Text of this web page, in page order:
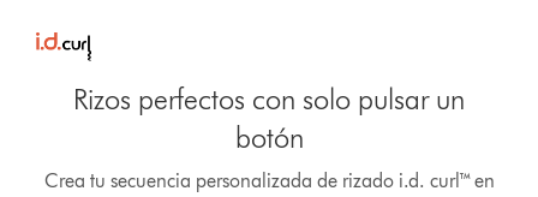
Rizos perfectos con solo pulsar un
botón
Crea tu secuencia personalizada de rizado i.d. curl™ en